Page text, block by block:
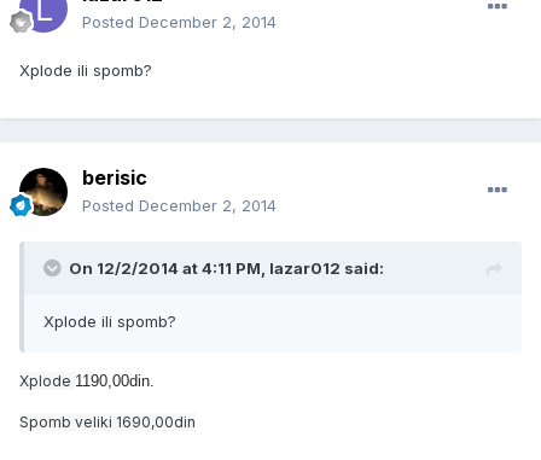
Posted December 2, 2014
Xplode ili spomb?
berisic
Posted December 2, 2014
On 12/2/2014 at 4:11 PM, lazar012 said:
Xplode ili spomb?
Xplode 1190,00din.
Spomb veliki 1690,00din